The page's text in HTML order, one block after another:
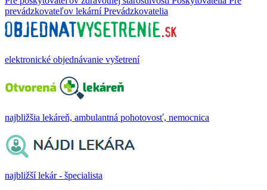
prevádzkovateľov lekární Prevádzkovatelia
elektronické objednávanie vyšetrení
najbližšia lekáreň, ambulantná pohotovosť, nemocnica
najbližší lekár - špecialista